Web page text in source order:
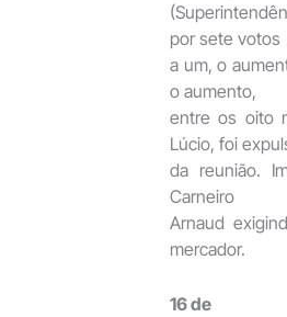
por sete votos
a um, o
o aumento,
entre os oito
Lúcio, foi
da reunião.
Carneiro
Arnaud
mercador.
16 de